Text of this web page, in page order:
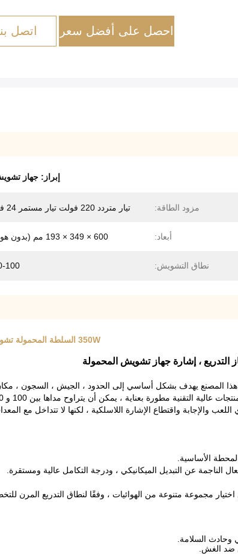
احصل على أفضل سعر اتصل
إبراز: جهاز
مزود الطاقة: تيار متردد 220 فولت تيار مستمر 24 فولت
أبعاد: 600 × 349 × 193 مم (بدون هوائي)
نطاق التشويش: 20-
350W السلطة المحمولة تشويش إشارة رسم شريط مربع نمط طويل وقت العمل المستمر
، إشارة جهاز تشويش المحمولة
، هذا المصنع يهدف بشكل أساسي إلى الحدود ، الجيش ، السجون ،
وحادث السلامة.
ضد الغش.